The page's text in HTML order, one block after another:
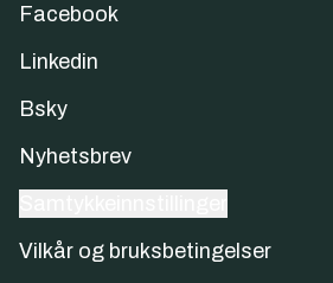
Facebook
Linkedin
Bsky
Nyhetsbrev
Vilkår og bruksbetingelser